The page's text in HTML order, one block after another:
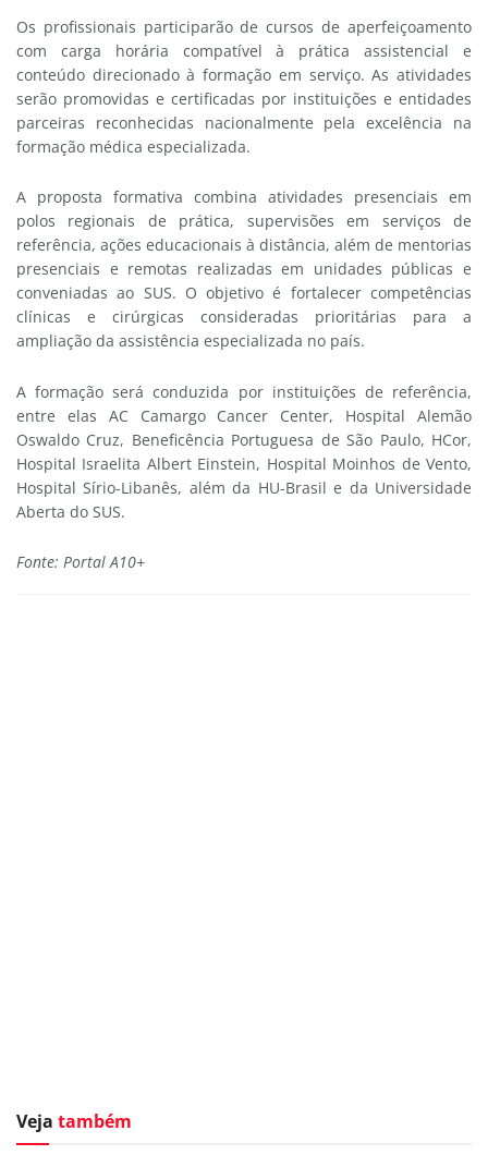
Os profissionais participarão de cursos de aperfeiçoamento
com carga horária compatível à prática assistencial e
conteúdo direcionado à formação em serviço. As atividades
serão promovidas e certificadas por instituições e entidades
parceiras reconhecidas nacionalmente pela excelência na
formação médica especializada.
A proposta formativa combina atividades presenciais em
polos regionais de prática, supervisões em serviços de
referência, ações educacionais à distância, além de mentorias
presenciais e remotas realizadas em unidades públicas e
conveniadas ao SUS. O objetivo é fortalecer competências
clínicas e cirúrgicas consideradas prioritárias para a
ampliação da assistência especializada no país.
A formação será conduzida por instituições de referência,
entre elas AC Camargo Cancer Center, Hospital Alemão
Oswaldo Cruz, Beneficência Portuguesa de São Paulo, HCor,
Hospital Israelita Albert Einstein, Hospital Moinhos de Vento,
Hospital Sírio-Libanês, além da HU-Brasil e da Universidade
Aberta do SUS.
Fonte: Portal A10+
Veja também